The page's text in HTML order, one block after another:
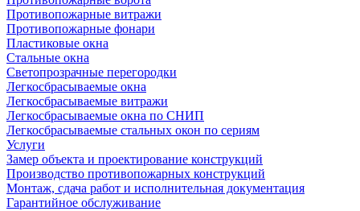
Противопожарные витражи
Противопожарные фонари
Пластиковые окна
Стальные окна
Светопрозрачные перегородки
Легкосбрасываемые окна
Легкосбрасываемые витражи
Легкосбрасываемые окна по СНИП
Легкосбрасываемые стальных окон по сериям
Услуги
Замер объекта и проектирование конструкций
Производство противопожарных конструкций
Монтаж, сдача работ и исполнительная документация
Гарантийное обслуживание